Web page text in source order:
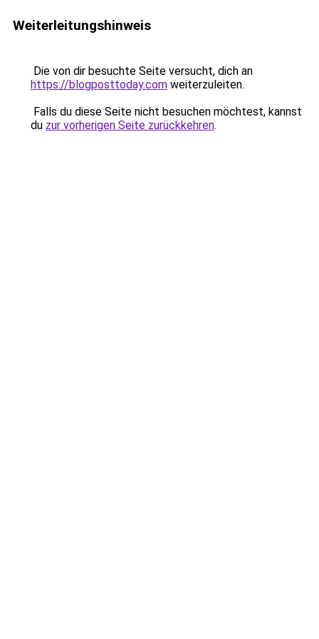
Weiterleitungshinweis
Die von dir besuchte Seite versucht, dich an
https://blogposttoday.com weiterzuleiten.
Falls du diese Seite nicht besuchen möchtest, kannst
du zur vorherigen Seite zurückkehren.